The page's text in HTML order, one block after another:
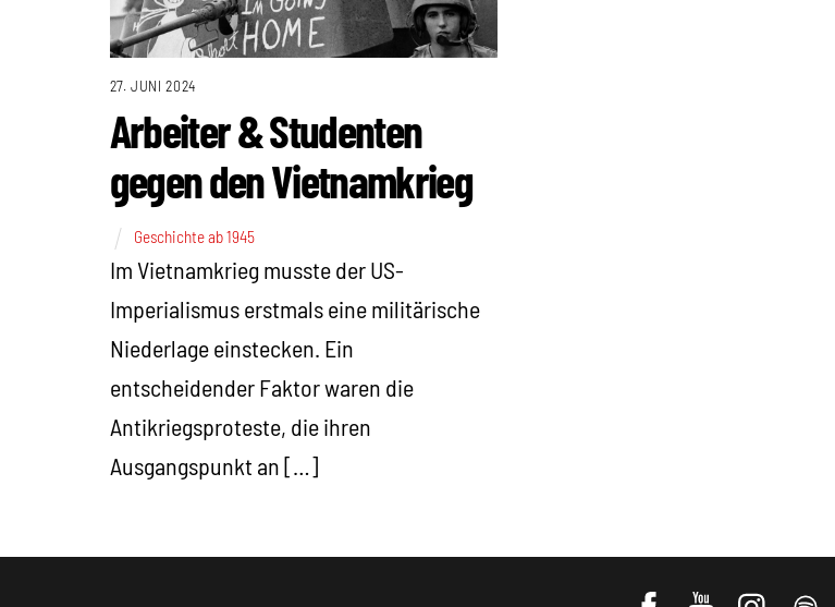
27. JUNI 2024
Arbeiter & Studenten
gegen den Vietnamkrieg
Geschichte ab 1945
Im Vietnamkrieg musste der US-
Imperialismus erstmals eine militärische
Niederlage einstecken. Ein
entscheidender Faktor waren die
Antikriegsproteste, die ihren
Ausgangspunkt an […]